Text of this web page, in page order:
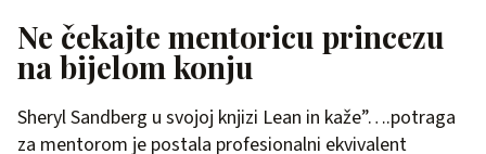
Ne čekajte mentoricu princezu
na bijelom konju
Sheryl Sandberg u svojoj knjizi Lean in kaže”….potraga
za mentorom je postala profesionalni ekvivalent